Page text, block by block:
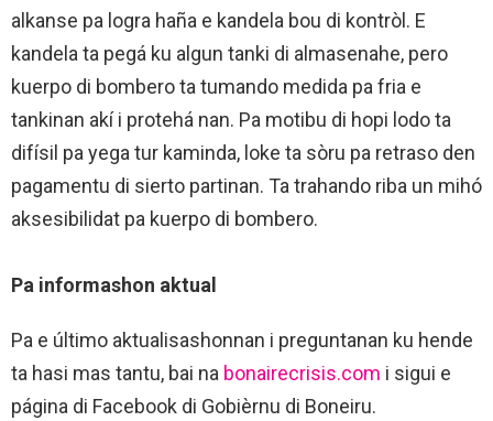
alkanse pa logra haña e kandela bou di kontròl. E
kandela ta pegá ku algun tanki di almasenahe, pero
kuerpo di bombero ta tumando medida pa fria e
tankinan akí i protehá nan. Pa motibu di hopi lodo ta
difísil pa yega tur kaminda, loke ta sòru pa retraso den
pagamentu di sierto partinan. Ta trahando riba un mihó
aksesibilidat pa kuerpo di bombero.
Pa informashon aktual
Pa e último aktualisashonnan i preguntanan ku hende
ta hasi mas tantu, bai na bonairecrisis.com i sigui e
página di Facebook di Gobièrnu di Boneiru.